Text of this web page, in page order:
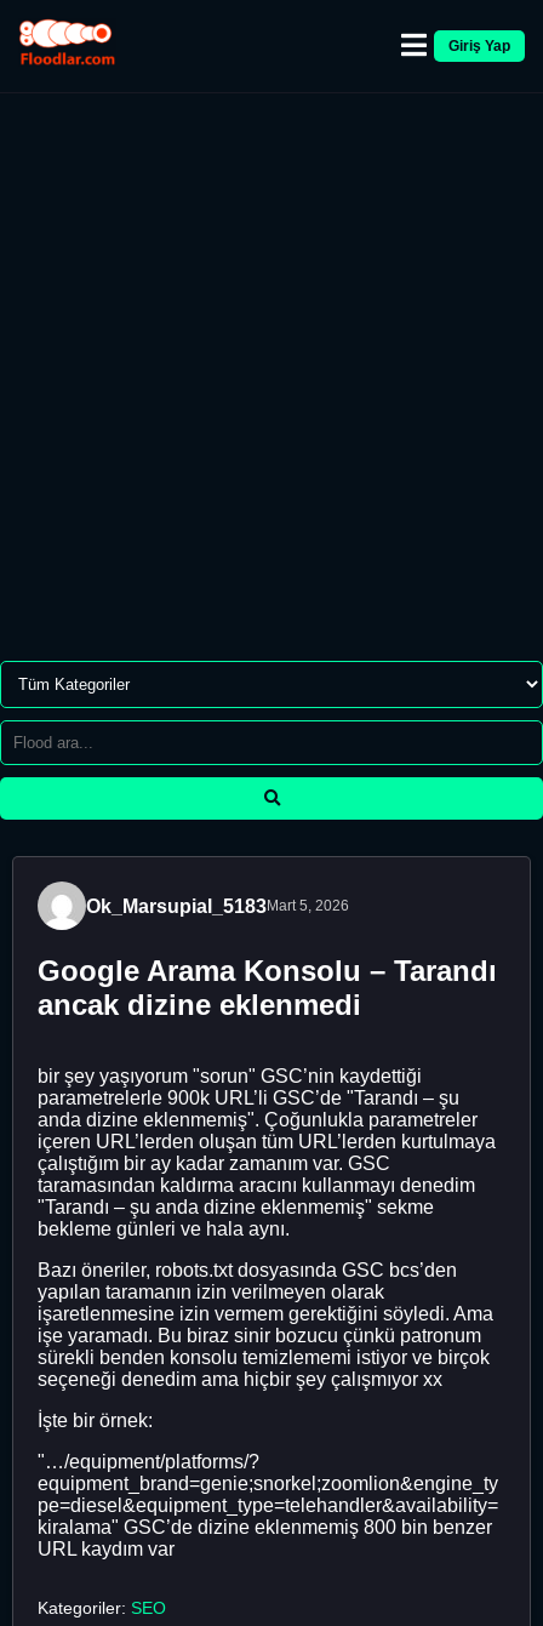
Giriş Yap
Ok_Marsupial_5183Mart 5, 2026
Google Arama Konsolu – Tarandı
ancak dizine eklenmedi
bir şey yaşıyorum "sorun" GSC’nin kaydettiği
parametrelerle 900k URL’li GSC’de "Tarandı – şu
anda dizine eklenmemiş". Çoğunlukla parametreler
içeren URL’lerden oluşan tüm URL’lerden kurtulmaya
çalıştığım bir ay kadar zamanım var. GSC
taramasından kaldırma aracını kullanmayı denedim
"Tarandı – şu anda dizine eklenmemiş" sekme
bekleme günleri ve hala aynı.
Bazı öneriler, robots.txt dosyasında GSC bcs’den
yapılan taramanın izin verilmeyen olarak
işaretlenmesine izin vermem gerektiğini söyledi. Ama
işe yaramadı. Bu biraz sinir bozucu çünkü patronum
sürekli benden konsolu temizlememi istiyor ve birçok
seçeneği denedim ama hiçbir şey çalışmıyor xx
İşte bir örnek:
"…/equipment/platforms/?
equipment_brand=genie;snorkel;zoomlion&engine_ty
pe=diesel&equipment_type=telehandler&availability=
kiralama" GSC’de dizine eklenmemiş 800 bin benzer
URL kaydım var
Kategoriler: SEO